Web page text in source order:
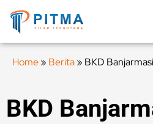
Home» Berita» BKD
BKD